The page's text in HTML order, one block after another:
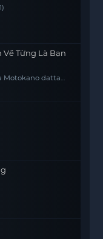
Về Từng Là Bạn
Motokano datta